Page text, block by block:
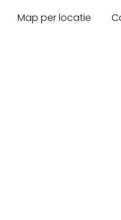
Map per locatie